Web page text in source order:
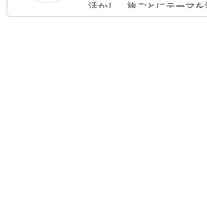
活かし、旅ごとにテーマ
が得意。また、アパレル